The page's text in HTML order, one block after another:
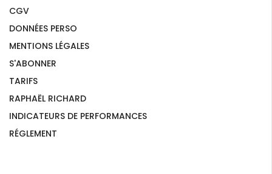
CGV
DONNÉES PERSO
MENTIONS LÉGALES
S'ABONNER
TARIFS
RAPHAËL RICHARD
INDICATEURS DE PERFORMANCES
RÉGLEMENT